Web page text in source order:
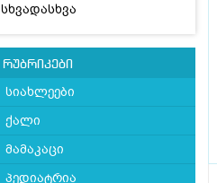
სხვადასხვა
რუბრიკები
სიახლეები
ქალი
მამაკაცი
პედიატრია